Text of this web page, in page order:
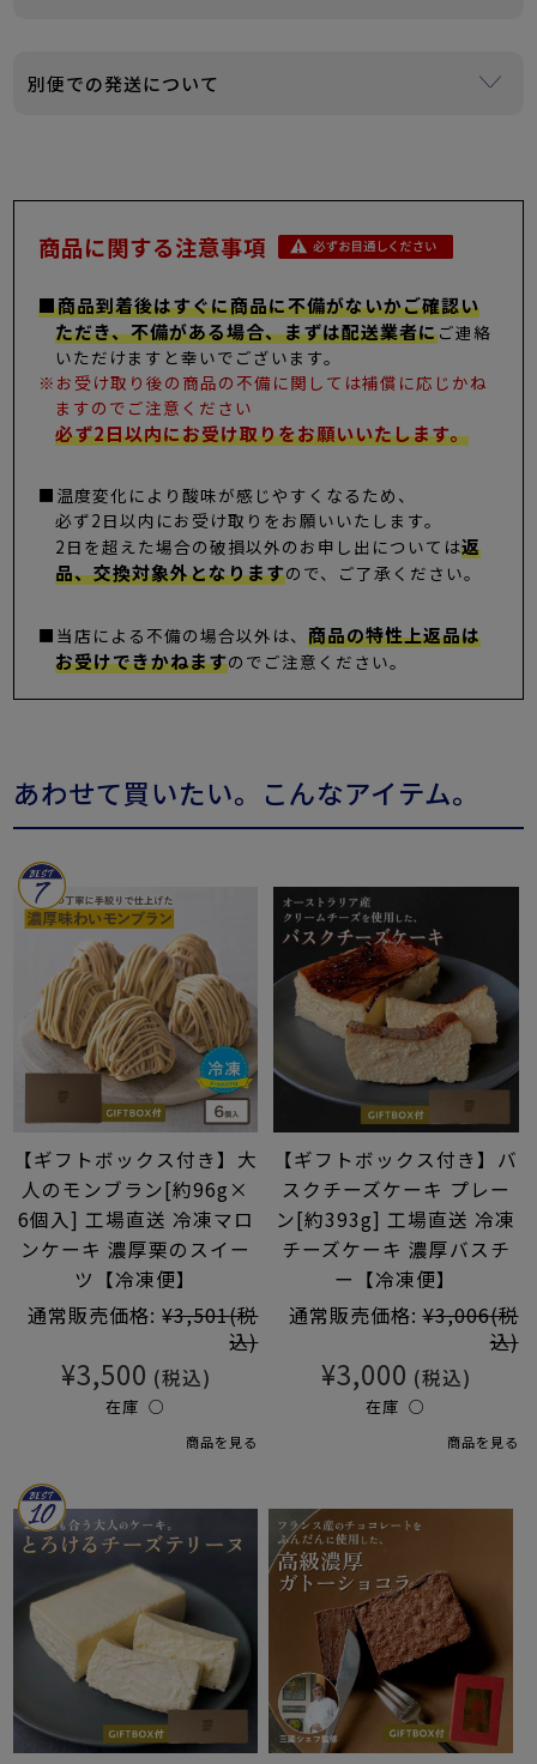
ん。
※ご注文時に領収書希望の旨をご連絡いただく必要はございません。
別便での発送について
商品に関する注意事項
■商品到着後はすぐに商品に不備がないかご確認い
ただき、不備がある場合、まずは配送業者にご連絡
いただけますと幸いでございます。
※お受け取り後の商品の不備に関しては補償に応じかね
ますのでご注意ください
必ず2日以内にお受け取りをお願いいたします。
■温度変化により酸味が感じやすくなるため、
必ず2日以内にお受け取りをお願いいたします。
2日を超えた場合の破損以外のお申し出については返
品、交換対象外となりますので、ご了承ください。
■当店による不備の場合以外は、商品の特性上返品は
お受けできかねますのでご注意ください。
あわせて買いたい。こんなアイテム。
【ギフトボックス付き】大
人のモンブラン[約96g×
6個入] 工場直送 冷凍マロ
ンケーキ 濃厚栗のスイー
ツ【冷凍便】
通常販売価格: ¥3,501(税
込)
¥3,500 (税込)
在庫 ○
商品を見る
【ギフトボックス付き】バ
スクチーズケーキ プレー
ン[約393g] 工場直送 冷凍
チーズケーキ 濃厚バスチ
ー【冷凍便】
通常販売価格: ¥3,006(税
込)
¥3,000 (税込)
在庫 ○
商品を見る